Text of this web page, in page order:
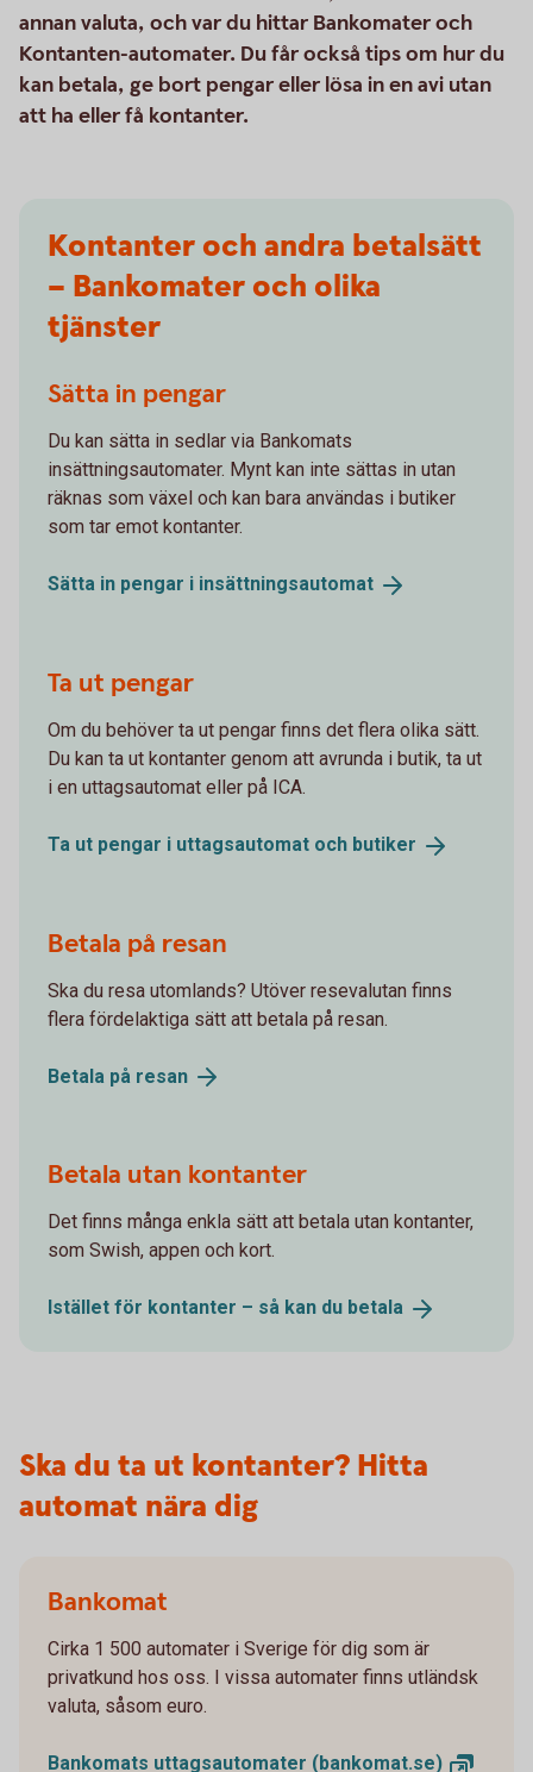
annan valuta, och var du hittar Bankomater och
Kontanten-automater. Du får också tips om hur du
kan betala, ge bort pengar eller lösa in en avi utan
att ha eller få kontanter.
Kontanter och andra betalsätt
– Bankomater och olika
tjänster
Sätta in pengar
Du kan sätta in sedlar via Bankomats
insättningsautomater. Mynt kan inte sättas in utan
räknas som växel och kan bara användas i butiker
som tar emot kontanter.
Sätta in pengar i insättningsautomat
Ta ut pengar
Om du behöver ta ut pengar finns det flera olika sätt.
Du kan ta ut kontanter genom att avrunda i butik, ta ut
i en uttagsautomat eller på ICA.
Ta ut pengar i uttagsautomat och butiker
Betala på resan
Ska du resa utomlands? Utöver resevalutan finns
flera fördelaktiga sätt att betala på resan.
Betala på resan
Betala utan kontanter
Det finns många enkla sätt att betala utan kontanter,
som Swish, appen och kort.
Istället för kontanter – så kan du betala
Ska du ta ut kontanter? Hitta
automat nära dig
Bankomat
Cirka 1 500 automater i Sverige för dig som är
privatkund hos oss. I vissa automater finns utländsk
valuta, såsom euro.
Bankomats uttagsautomater (bankomat.se)